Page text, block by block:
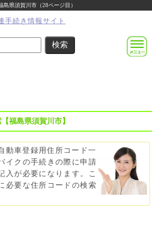
県須賀川市（28ページ目）
福島県須賀川市】
動車登録用住所コード一
イクの手続きの際に申請
入が必要になります。こ
必要な住所コードの検索